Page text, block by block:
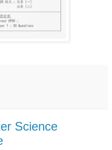
Science